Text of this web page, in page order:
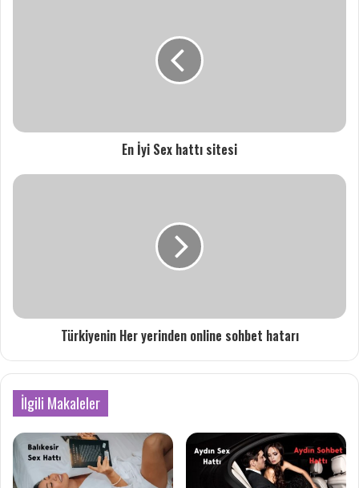
En İyi Sex hattı sitesi
Türkiyenin Her yerinden online sohbet hatarı
İlgili Makaleler